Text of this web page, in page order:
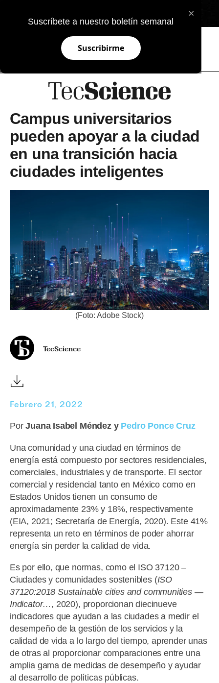
×
Suscríbete a nuestro boletín semanal
Suscribirme
Campus universitarios
pueden apoyar a la ciudad
en una transición hacia
ciudades inteligentes
(Foto: Adobe Stock)
TecScience
Febrero 21, 2022
PorJuana Isabel Méndez y Pedro Ponce Cruz
Una comunidad y una ciudad en términos de
energía está compuesto por sectores residenciales,
comerciales, industriales y de transporte. El sector
comercial y residencial tanto en México como en
Estados Unidos tienen un consumo de
aproximadamente 23% y 18%, respectivamente
(EIA, 2021; Secretaría de Energía, 2020). Este 41%
representa un reto en términos de poder ahorrar
energía sin perder la calidad de vida.
Es por ello, que normas, como el ISO 37120 –
Ciudades y comunidades sostenibles (ISO
37120:2018 Sustainable cities and communities —
Indicator… , 2020), proporcionan diecinueve
indicadores que ayudan a las ciudades a medir el
desempeño de la gestión de los servicios y la
calidad de vida a lo largo del tiempo, aprender unas
de otras al proporcionar comparaciones entre una
amplia gama de medidas de desempeño y ayudar
al desarrollo de políticas públicas.